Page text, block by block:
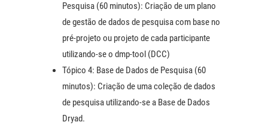
Pesquisa (60 minutos): Criação de um plano
de gestão de dados de pesquisa com base no
pré-projeto ou projeto de cada participante
utilizando-se o dmp-tool (DCC)
Tópico 4: Base de Dados de Pesquisa (60
minutos): Criação de uma coleção de dados
de pesquisa utilizando-se a Base de Dados
Dryad.